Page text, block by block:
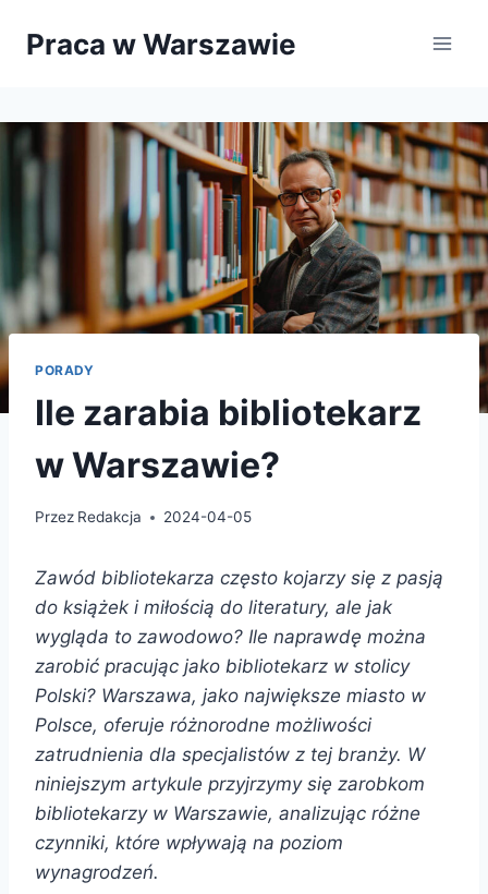
Praca w Warszawie
PORADY
Ile zarabia bibliotekarz
w Warszawie?
Przez Redakcja 2024-04-05
Zawód bibliotekarza często kojarzy się z pasją
do książek i miłością do literatury, ale jak
wygląda to zawodowo? Ile naprawdę można
zarobić pracując jako bibliotekarz w stolicy
Polski? Warszawa, jako największe miasto w
Polsce, oferuje różnorodne możliwości
zatrudnienia dla specjalistów z tej branży. W
niniejszym artykule przyjrzymy się zarobkom
bibliotekarzy w Warszawie, analizując różne
czynniki, które wpływają na poziom
wynagrodzeń.